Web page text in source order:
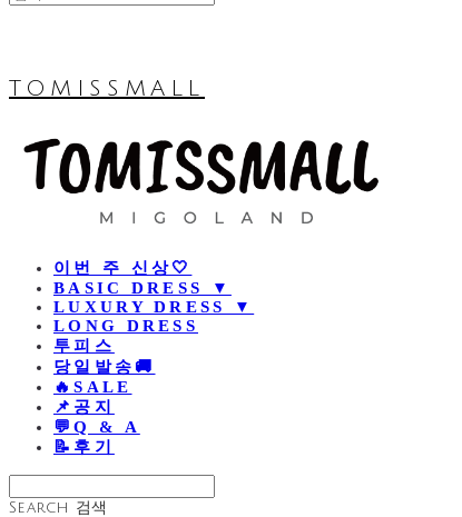
TOMISSMALL
이번 주 신상🤍
BASIC DRESS ▼
LUXURY DRESS ▼
LONG DRESS
투피스
당일발송🚚
🔥SALE
📌공지
💬Q & A
📝후기
Search 검색